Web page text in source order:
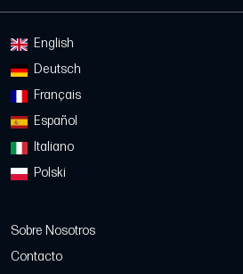
English
Deutsch
Français
Español
Italiano
Polski
Sobre Nosotros
Contacto